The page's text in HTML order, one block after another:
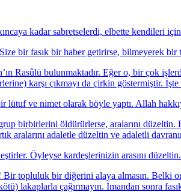
kadar sabretselerdi, elbette kendileri
bir fasık bir haber getirirse, bilmeyerek bir
Rasûlü bulunmaktadır. Eğer o, bir çok
karşı çıkmayı da çirkin göstermiştir.
lütuf ve nimet olarak böyle yaptı. Allah
birbirlerini öldürürlerse, aralarını düzeltin.
aralarını adaletle düzeltin ve adaletli
Öyleyse kardeşlerinizin arasını
topluluk bir diğerini alaya almasın. Belki
lakaplarla çağırmayın. İmandan sonra